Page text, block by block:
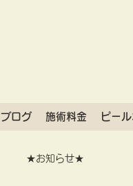
ブログ 施術料金 ピー
★お知らせ★